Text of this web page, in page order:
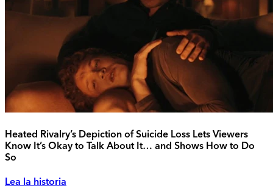
Heated Rivalry’s Depiction of Suicide Loss Lets Viewers
Know It’s Okay to Talk About It… and Shows How to Do
So
Lea la historia